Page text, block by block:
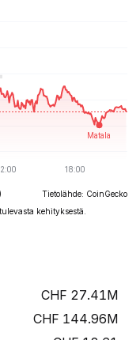
Tietolähde: CoinGecko
kehityksestä.
27.41M
144.96M